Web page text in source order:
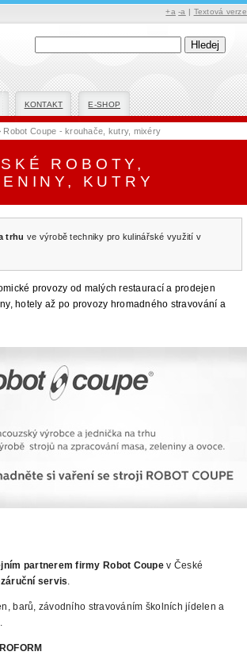
KONTAKT E-SHOP
Robot Coupe - krouhače, kutry, mixéry
ROBOTY,
KUTRY
trhu ve výrobě techniky pro kulinářské využití v
provozy od malých restaurací a prodejen
hotely až po provozy hromadného stravování a
partnerem firmy Robot Coupev České
servis.
barů, závodního stravováním školních jídelen a
+a -a | Textová verze